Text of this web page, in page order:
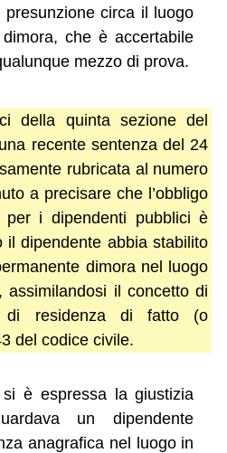
circa il luogo
che è accertabile
mezzo di prova.
della quinta sezione del
recente sentenza del 24
rubricata al numero
a precisare che l’obbligo
per i dipendenti pubblici è
il dipendente abbia stabilito
dimora nel luogo
assimilandosi il concetto di
di residenza di fatto (o
del codice civile.
è espressa la giustizia
un dipendente
anagrafica nel luogo in